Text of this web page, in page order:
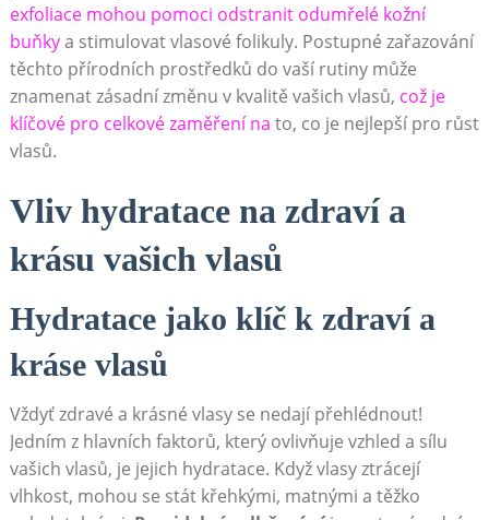
exfoliace mohou pomoci odstranit odumřelé kožní
buňkya stimulovat vlasové folikuly. Postupné zařazování
těchto přírodních prostředků do vaší rutiny může
znamenat zásadní změnu v kvalitě vašich vlasů, což je
klíčové pro celkové zaměření na to, co je nejlepší pro růst
vlasů.
Vliv hydratace na zdraví a
krásu vašich vlasů
Hydratace jako klíč k zdraví a
kráse vlasů
Vždyť zdravé a krásné vlasy se nedají přehlédnout!
Jedním z hlavních faktorů, který ovlivňuje vzhled a sílu
vašich vlasů, je jejich hydratace. Když vlasy ztrácejí
vlhkost, mohou se stát křehkými, matnými a těžko